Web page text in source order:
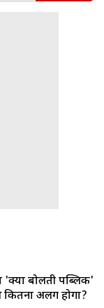
'क्या बोलती पब्लिक'
अलग होगा?